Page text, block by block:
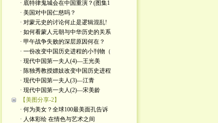
· 底特律鬼城会在中国重演？(图集1
· 美国对中国仁慈吗？
· 对蒙元史的讨论何止是逻辑混乱!
· 如何看蒙人元朝与中华历史的关系
· 甲午战争失败的深层原因何在？
· 一份改变中国历史进程的小刊物（
· 现代中国第一夫人(4)—王光美
· 陈独秀教授嫖妓改变中国历史进程
· 现代中国第一夫人(3)—江青
· 现代中国第一夫人(2)—宋美龄
【美图分享-2】
· 何为美女？全球100最美面孔告诉
· 人体彩绘 在情色与艺术之间